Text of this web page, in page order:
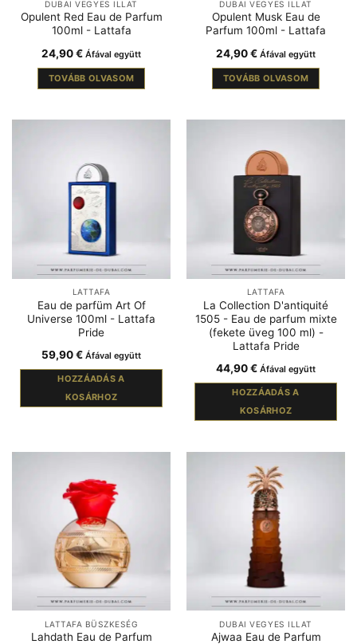
DUBAI VEGYES ILLAT
Opulent Red Eau de Parfum
100ml - Lattafa
24,90€ Áfával együtt
TOVÁBB OLVASOM
DUBAI VEGYES ILLAT
Opulent Musk Eau de
Parfum 100ml - Lattafa
24,90€ Áfával együtt
TOVÁBB OLVASOM
LATTAFA
Eau de parfüm Art Of
Universe 100ml - Lattafa
Pride
59,90€ Áfával együtt
HOZZÁADÁS A
KOSÁRHOZ
LATTAFA
La Collection D'antiquité
1505 - Eau de parfum mixte
(fekete üveg 100 ml) -
Lattafa Pride
44,90€ Áfával együtt
HOZZÁADÁS A
KOSÁRHOZ
LATTAFA BÜSZKESÉG
Lahdath Eau de Parfum
DUBAI VEGYES ILLAT
Ajwaa Eau de Parfum